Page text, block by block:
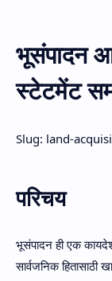
भूसंपादन
स्टेटमेंट
Slug: land-
परिचय
भूसंपादन ही एक
सार्वजनिक हितासाठी